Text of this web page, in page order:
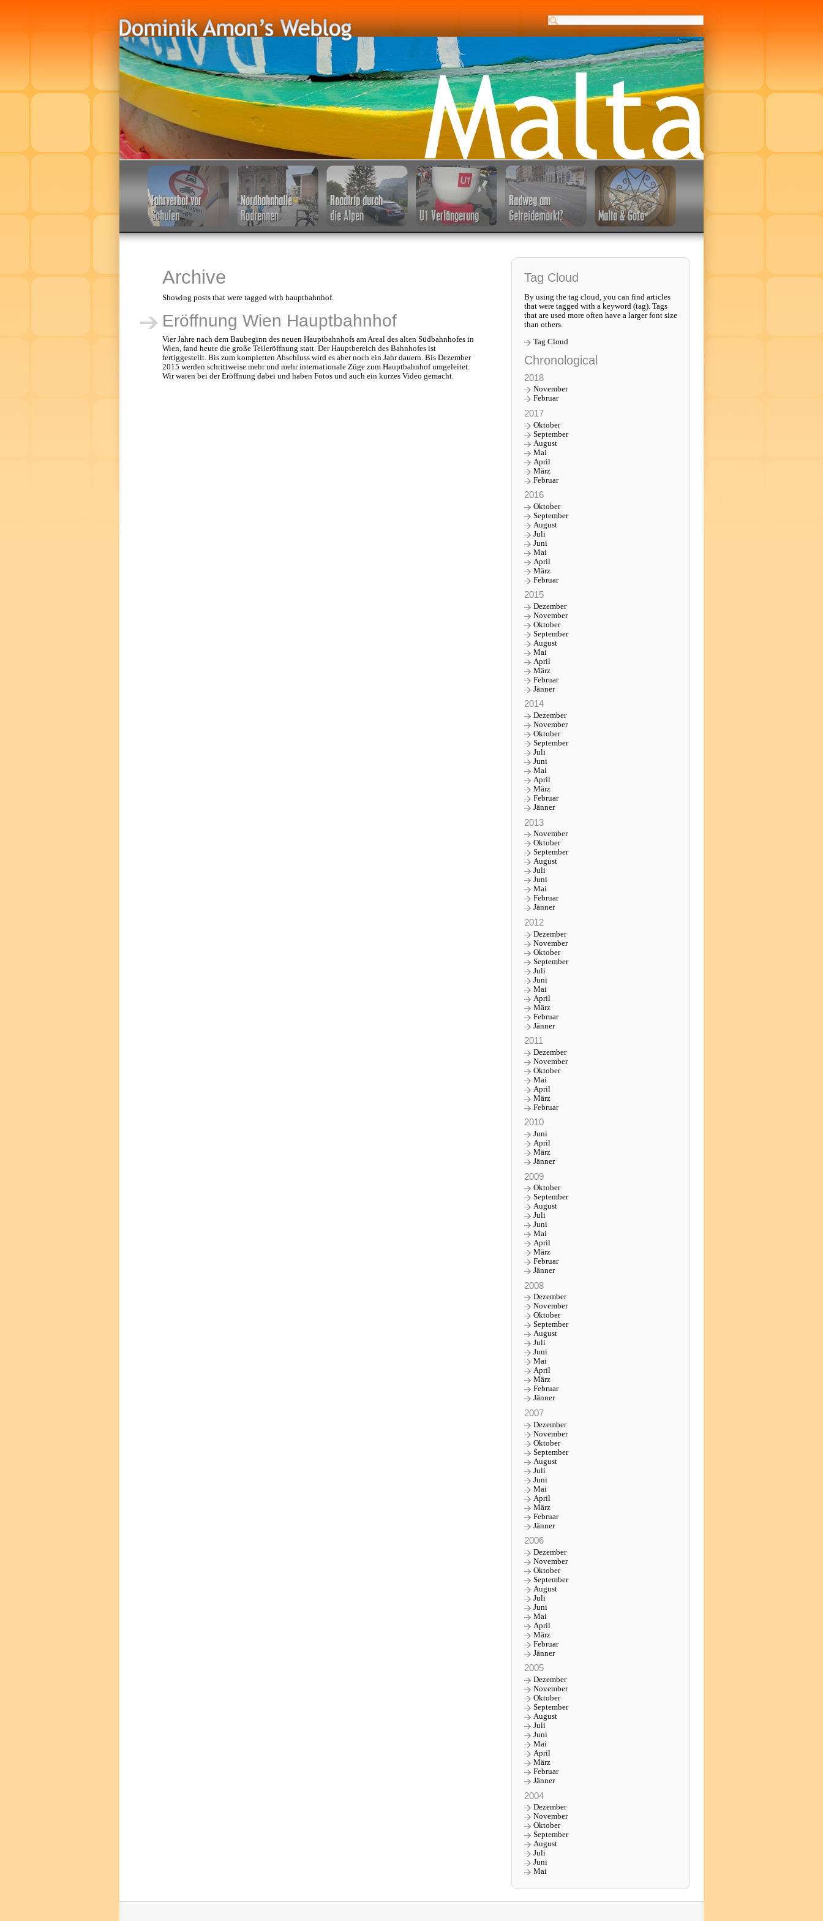
Archive
Showing posts that were tagged with hauptbahnhof.
Eröffnung Wien Hauptbahnhof
Vier Jahre nach dem Baubeginn des neuen Hauptbahnhofs am Areal des alten Südbahnhofes in
Wien, fand heute die große Teileröffnung statt. Der Hauptbereich des Bahnhofes ist
fertiggestellt. Bis zum kompletten Abschluss wird es aber noch ein Jahr dauern. Bis Dezember
2015 werden schrittweise mehr und mehr internationale Züge zum Hauptbahnhof umgeleitet.
Wir waren bei der Eröffnung dabei und haben Fotos und auch ein kurzes Video gemacht.
Tag Cloud
By using the tag cloud, you can find articles
that were tagged with a keyword (tag). Tags
that are used more often have a larger font size
than others.
Tag Cloud
Chronological
2018
November
Februar
2017
Oktober
September
August
Mai
April
März
Februar
2016
Oktober
September
August
Juli
Juni
Mai
April
März
Februar
2015
Dezember
November
Oktober
September
August
Mai
April
März
Februar
Jänner
2014
Dezember
November
Oktober
September
Juli
Juni
Mai
April
März
Februar
Jänner
2013
November
Oktober
September
August
Juli
Juni
Mai
Februar
Jänner
2012
Dezember
November
Oktober
September
Juli
Juni
Mai
April
März
Februar
Jänner
2011
Dezember
November
Oktober
Mai
April
März
Februar
2010
Juni
April
März
Jänner
2009
Oktober
September
August
Juli
Juni
Mai
April
März
Februar
Jänner
2008
Dezember
November
Oktober
September
August
Juli
Juni
Mai
April
März
Februar
Jänner
2007
Dezember
November
Oktober
September
August
Juli
Juni
Mai
April
März
Februar
Jänner
2006
Dezember
November
Oktober
September
August
Juli
Juni
Mai
April
März
Februar
Jänner
2005
Dezember
November
Oktober
September
August
Juli
Juni
Mai
April
März
Februar
Jänner
2004
Dezember
November
Oktober
September
August
Juli
Juni
Mai